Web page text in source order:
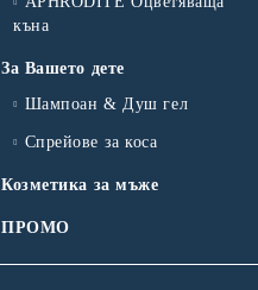
къна
За Вашето дете
Шампоан & Душ гел
Спрейове за коса
Козметика за мъже
ПРОМО